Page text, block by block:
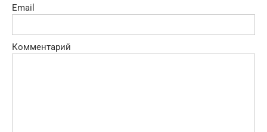
Email
Комментарий